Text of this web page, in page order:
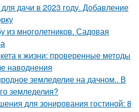
дачи в 2023 году. Добавление
из многолетников. Садовая
к жизни: проверенные методы
наводнения
земледелие на дачном.. В
земледелия?
для зонирования гостиной: 8